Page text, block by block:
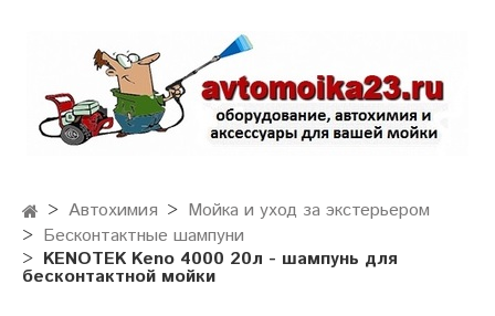
Автохимия
Мойка и уход за экстерьером
Бесконтактные шампуни
KENOTEK Keno 4000 20л - шампунь для
бесконтактной мойки